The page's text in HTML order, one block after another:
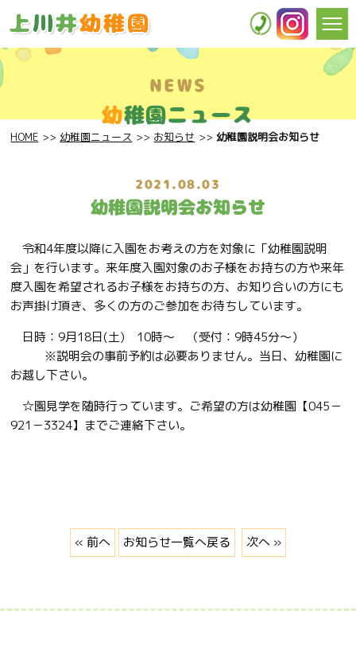
NEWS
幼稚園ニュース
HOME 幼稚園ニュース お知らせ 幼稚園説明会お知らせ
2021.08.03
幼稚園説明会お知らせ
令和4年度以降に入園をお考えの方を対象に「幼稚園説明
会」を行います。来年度入園対象のお子様をお持ちの方や来年
度入園を希望されるお子様をお持ちの方、お知り合いの方にも
お声掛け頂き、多くの方のご参加をお待ちしています。
日時：9月18日(土) 10時～ （受付：9時45分～）
※説明会の事前予約は必要ありません。当日、幼稚園に
お越し下さい。
☆園見学を随時行っています。ご希望の方は幼稚園【045－
921－3324】までご連絡下さい。
« 前へ お知らせ一覧へ戻る 次へ »